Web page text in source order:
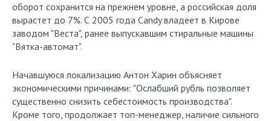
оборот сохранится на прежнем уровне, а российская доля
вырастет до 7%. С 2005 года Candy владеет в Кирове
заводом "Веста", ранее выпускавшим стиральные машины
"Вятка-автомат".
Начавшуюся локализацию Антон Харин объясняет
экономическими причинами: "Ослабший рубль позволяет
существенно снизить себестоимость производства".
Кроме того, продолжает топ-менеджер, наличие сильного